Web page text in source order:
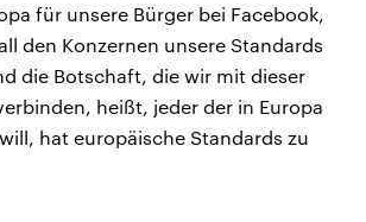
für unsere Bürger bei Facebook,
den Konzernen unsere Standards
die Botschaft, die wir mit dieser
heißt, jeder der in Europa
hat europäische Standards zu